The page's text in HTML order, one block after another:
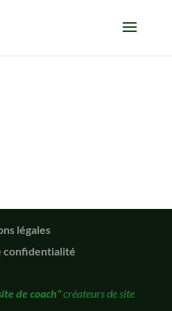
légales
confidentialité
de coach"créateurs de site